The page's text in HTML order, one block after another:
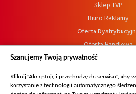
Sklep TVP
Biuro Reklamy
Oferta
Oferta Handlowa
Dostępność
Procedura zgłoszeń
Szanujemy Twoją prywatność
Kliknij "Akceptuję i przechodzę do serwisu", aby
korzystanie z technologii automatycznego